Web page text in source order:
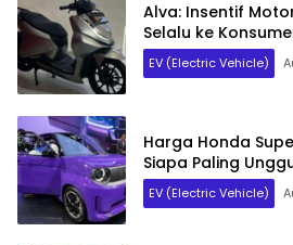
Alva: Insentif
Selalu ke
EV (Electric Vehicle)
Harga Honda
Siapa Paling
EV (Electric Vehicle)